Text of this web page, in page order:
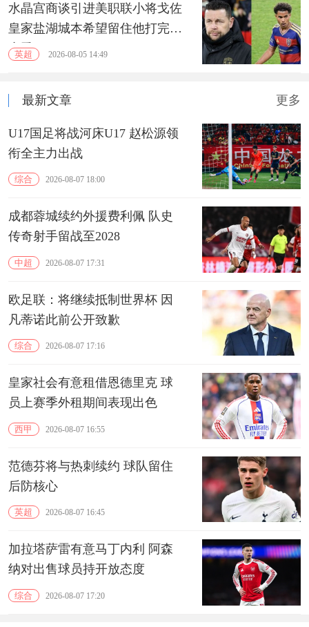
水晶宫商谈引进美职联小将戈佐
皇家盐湖城本希望留住他打完本
赛季
英超 2026-08-05 14:49
最新文章 更多
U17国足将战河床U17 赵松源领
衔全主力出战
综合 2026-08-07 18:00
成都蓉城续约外援费利佩 队史
传奇射手留战至2028
中超 2026-08-07 17:31
欧足联：将继续抵制世界杯 因
凡蒂诺此前公开致歉
综合 2026-08-07 17:16
皇家社会有意租借恩德里克 球
员上赛季外租期间表现出色
西甲 2026-08-07 16:55
范德芬将与热刺续约 球队留住
后防核心
英超 2026-08-07 16:45
加拉塔萨雷有意马丁内利 阿森
纳对出售球员持开放态度
综合 2026-08-07 17:20